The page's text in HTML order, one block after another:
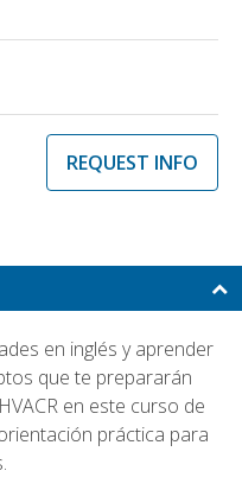
REQUEST INFO
en inglés y aprender
que te prepararán
en este curso de
práctica para